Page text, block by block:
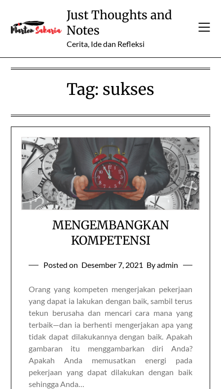
content
Just Thoughts and
Notes
Cerita, Ide dan Refleksi
Tag: sukses
MENGEMBANGKAN
KOMPETENSI
Posted on Desember 7, 2021 By admin
Orang yang kompeten mengerjakan pekerjaan
yang dapat ia lakukan dengan baik, sambil terus
tekun berusaha dan mencari cara mana yang
terbaik—dan ia berhenti mengerjakan apa yang
tidak dapat dilakukannya dengan baik. Apakah
gambaran itu menggambarkan diri Anda?
Apakah Anda memusatkan energi pada
pekerjaan yang dapat dilakukan dengan baik
sehingga Anda…